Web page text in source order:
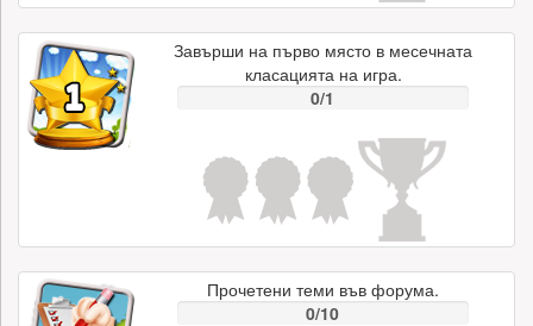
Завърши на първо място в месечната
класацията на игра.
0/1
Прочетени теми във форума.
0/10